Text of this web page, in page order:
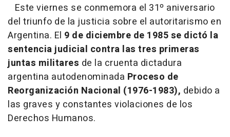
Este viernes se conmemora el 31º aniversario
del triunfo de la justicia sobre el autoritarismo en
Argentina. El 9 de diciembre de 1985 se dictó la
sentencia judicial contra las tres primeras
juntas militares de la cruenta dictadura
argentina autodenominada Proceso de
Reorganización Nacional (1976-1983), debido a
las graves y constantes violaciones de los
Derechos Humanos.